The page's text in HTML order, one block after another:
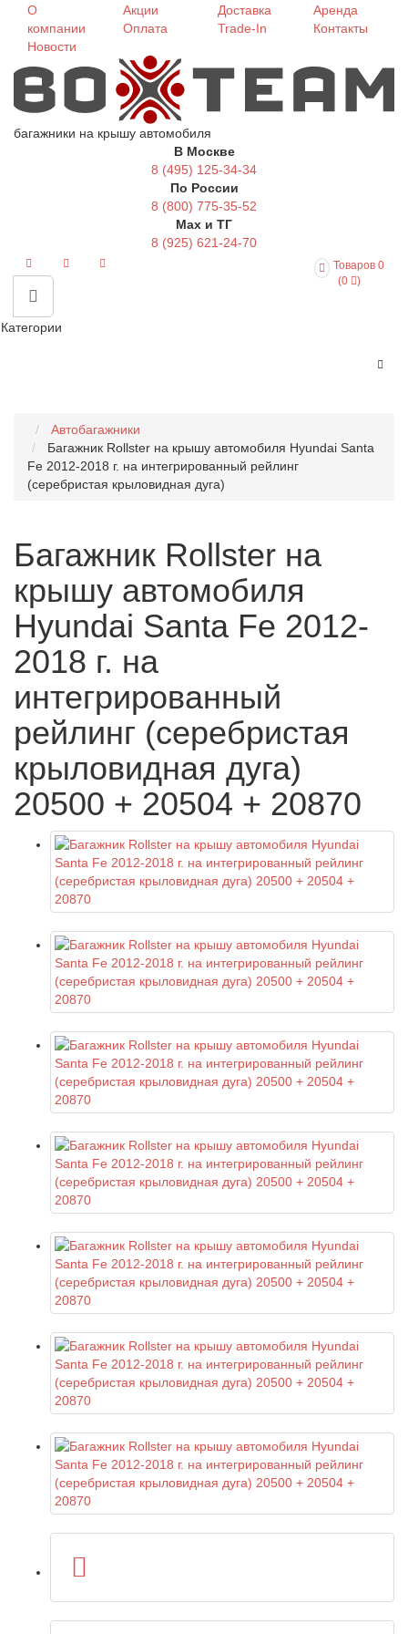
О
компании
Новости
Акции
Оплата
Доставка
Trade-In
Аренда
Контакты
багажники на крышу автомобиля
В Москве
8 (495) 125-34-34
По России
8 (800) 775-35-52
Max и ТГ
8 (925) 621-24-70
Товаров 0
(0
)
Категории
Автобагажники
Багажник Rollster на крышу автомобиля Hyundai Santa
Fe 2012-2018 г. на интегрированный рейлинг
(серебристая крыловидная дуга)
Багажник Rollster на
крышу автомобиля
Hyundai Santa Fe 2012-
2018 г. на
интегрированный
рейлинг (серебристая
крыловидная дуга)
20500 + 20504 + 20870